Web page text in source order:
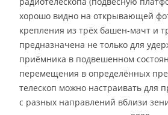
хорошо видно на открывающей
крепления из трёх башен-мачт и
предназначена не только для
приёмника в подвешенном
перемещения в определённых
телескоп можно настраивать для
с разных направлений вблизи